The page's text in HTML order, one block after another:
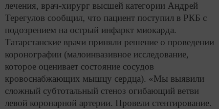
лечения, врач-хирург высшей категории Андрей
Терегулов сообщил, что пациент поступил в РКБ с
подозрением на острый инфаркт миокарда.
Татарстанские врачи приняли решение о проведении
коронографии (малоинвазивное исследование,
которое оценивает состояние сосудов
кровоснабжающих мышцу сердца). «Мы выявили
сложный субтотальный стеноз огибающий ветви
левой коронарной артерии. Провели стентирование.